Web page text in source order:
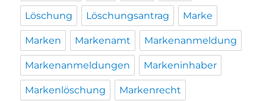
Löschung Löschungsantrag Marke
Marken Markenamt Markenanmeldung
Markenanmeldungen Markeninhaber
Markenlöschung Markenrecht